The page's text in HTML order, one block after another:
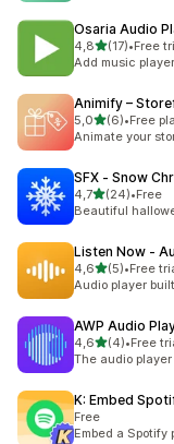
Osaria Audio
4,8/ 5 tähteä
(17)
17 arvostelua
•Free
Add music
Animify –
5,0/ 5 tähteä
(6)
6 arvostelua
•Free
Animate your
SFX ‑ Snow
4,7/ 5 tähteä
(24)
24 arvostelua
•Free
Beautiful
Listen Now ‑
4,6/ 5 tähteä
(5)
5 arvostelua
•Free
Audio player
AWP Audio
4,6/ 5 tähteä
(4)
4 arvostelua
•Free
The audio
K: Embed
Free
Embed a Spotify